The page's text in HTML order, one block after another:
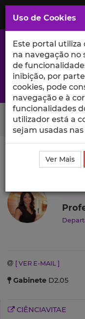
Saltar
para
Conteúdo
Principal
A excelência da
Search Button
Ciência_Iscte
Produções Científicas
[ VER E-MAIL ]
Gabinete D2.05
CIÊNCIAVITAE
Uso de Cookies
Este portal utiliza
na navegação
de
inibição, por
cookies, pode
navegação e à
funcionalidades
utilizador está a
sejam usadas
Ver Mais